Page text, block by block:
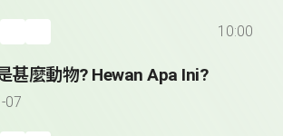
10:00
甚麼動物? Hewan Apa Ini?
07